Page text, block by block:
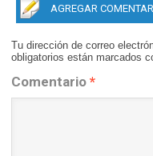
AGREGAR
Tu dirección de correo
obligatorios están marcados
Comentario *